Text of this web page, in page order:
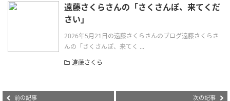
遠藤さくらさんの「さくさんぽ、来てくだ
さい」
2026年5月21日の遠藤さくらさんのブログ遠藤さくらさ
んの「さくさんぽ、来てく ...
遠藤さくら
前の記事 次の記事